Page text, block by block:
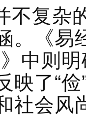
不复杂
。《易
中则
映了“
社会风